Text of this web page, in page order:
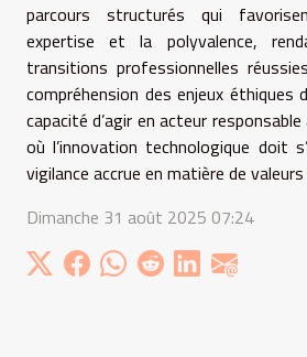
parcours structurés qui
expertise et la polyvalence,
transitions professionnelles
compréhension des enjeux éthiques
capacité d’agir en acteur
où l’innovation technologique doit
vigilance accrue en matière de
Dimanche 31 août 2025 07:24